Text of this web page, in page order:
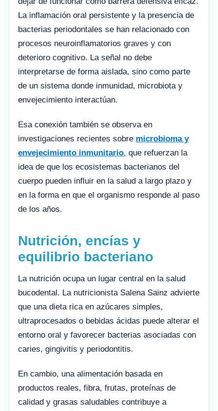
La inflamación oral persistente y la presencia de
bacterias periodontales se han relacionado con
procesos neuroinflamatorios graves y con
deterioro cognitivo. La señal no debe
interpretarse de forma aislada, sino como parte
de un sistema donde inmunidad, microbiota y
envejecimiento interactúan.
Esa conexión también se observa en
investigaciones recientes sobre microbioma y
envejecimiento inmunitario, que refuerzan la
idea de que los ecosistemas bacterianos del
cuerpo pueden influir en la salud a largo plazo y
en la forma en que el organismo responde al paso
de los años.
Nutrición, encías y
equilibrio bacteriano
La nutrición ocupa un lugar central en la salud
bucodental. La nutricionista Salena Sainz advierte
que una dieta rica en azúcares simples,
ultraprocesados o bebidas ácidas puede alterar el
entorno oral y favorecer bacterias asociadas con
caries, gingivitis y periodontitis.
En cambio, una alimentación basada en
productos reales, fibra, frutas, proteínas de
calidad y grasas saludables contribuye a